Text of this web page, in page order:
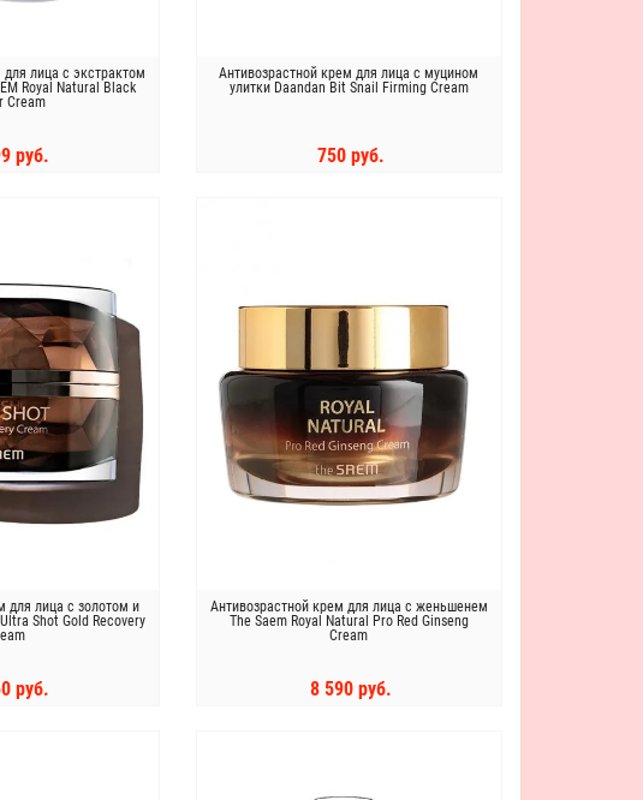
лица с экстрактом
Royal Natural Black
Cream
руб.
Антивозрастной крем для лица с муцином
улитки Daandan Bit Snail Firming Cream
750 руб.
для лица с золотом и
Shot Gold Recovery
руб.
Антивозрастной крем для лица с женьшенем
The Saem Royal Natural Pro Red Ginseng
Cream
8 590 руб.